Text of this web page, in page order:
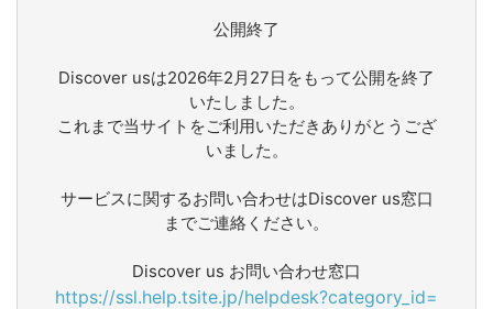
公開終了
Discover usは2026年2月27日をもって公開を終了
いたしました。
これまで当サイトをご利用いただきありがとうござ
いました。
サービスに関するお問い合わせはDiscover us窓口
までご連絡ください。
Discover us お問い合わせ窓口
https://ssl.help.tsite.jp/helpdesk?category_id=